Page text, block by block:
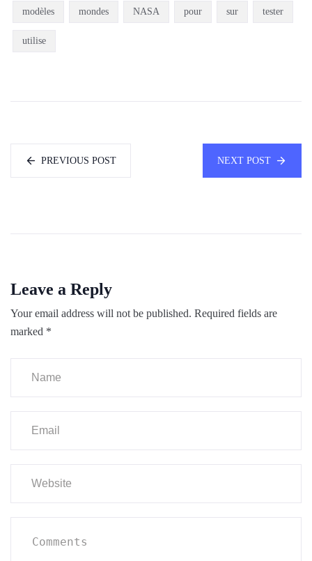
modèles mondes NASA pour sur tester
utilise
PREVIOUS POST NEXT POST
Leave a Reply
Your email address will not be published. Required fields are
marked *